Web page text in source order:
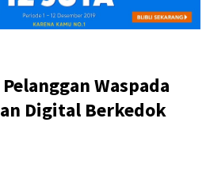
Waspada
Digital Berkedok